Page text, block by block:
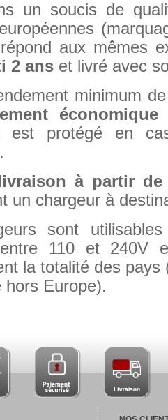
un soucis de
aux mêmes
2 ans et livré avec
minimum
est protégé en
à partir de
un chargeur à
sont
entre 110 et 240V
la totalité des
hors Europe).